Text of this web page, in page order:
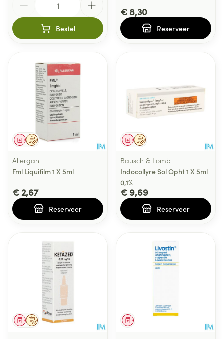
Bestel
€ 8,30
Reserveer
Op voorschrift
Geneesmiddel
Allergan
Fml Liquifilm 1 X 5ml
€ 2,67
Reserveer
Op voorschrift
Geneesmiddel
Bausch & Lomb
Indocollyre Sol Opht 1 X 5ml
0,1%
€ 9,69
Reserveer
Op voorschrift
Geneesmiddel Geneesmiddel